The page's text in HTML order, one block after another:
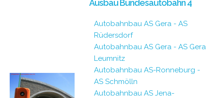
Ausbau Bundesautobahn 4
Autobahnbau AS Gera - AS
Rüdersdorf
Autobahnbau AS Gera - AS Gera
Leumnitz
Autobahnbau AS-Ronneburg -
AS Schmölln
Autobahnbau AS Jena-